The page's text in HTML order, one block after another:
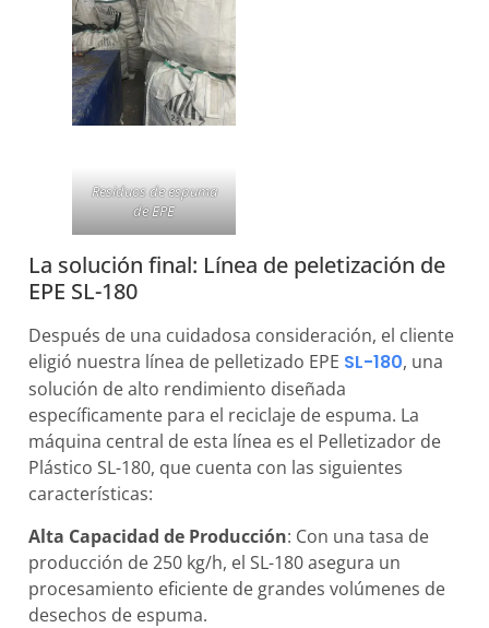
Residuos de espuma
de EPE
La solución final: Línea de peletización de
EPE SL-180
Después de una cuidadosa consideración, el cliente
eligió nuestra línea de pelletizado EPE SL-180, una
solución de alto rendimiento diseñada
específicamente para el reciclaje de espuma. La
máquina central de esta línea es el Pelletizador de
Plástico SL-180, que cuenta con las siguientes
características:
Alta Capacidad de Producción: Con una tasa de
producción de 250 kg/h, el SL-180 asegura un
procesamiento eficiente de grandes volúmenes de
desechos de espuma.